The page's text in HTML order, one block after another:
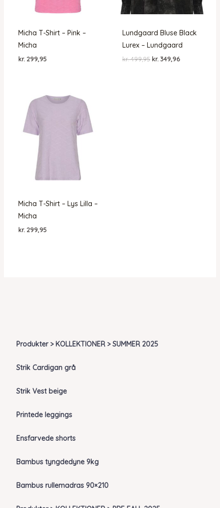
Produkter > KOLLEKTIONER > SUMMER 2025
Strik Cardigan grå
Strik Vest beige
Printede leggings
Ensfarvede shorts
Bambus tyngdedyne 9kg
Bambus rullemadras 90×210
Micha T-Shirt – Pink –
Micha
kr. 299,95
Lundgaard Bluse Black
Lurex – Lundgaard
kr.499,95 Den
kr. 349,96Den
Micha T-Shirt – Lys Lilla –
Micha
kr. 299,95